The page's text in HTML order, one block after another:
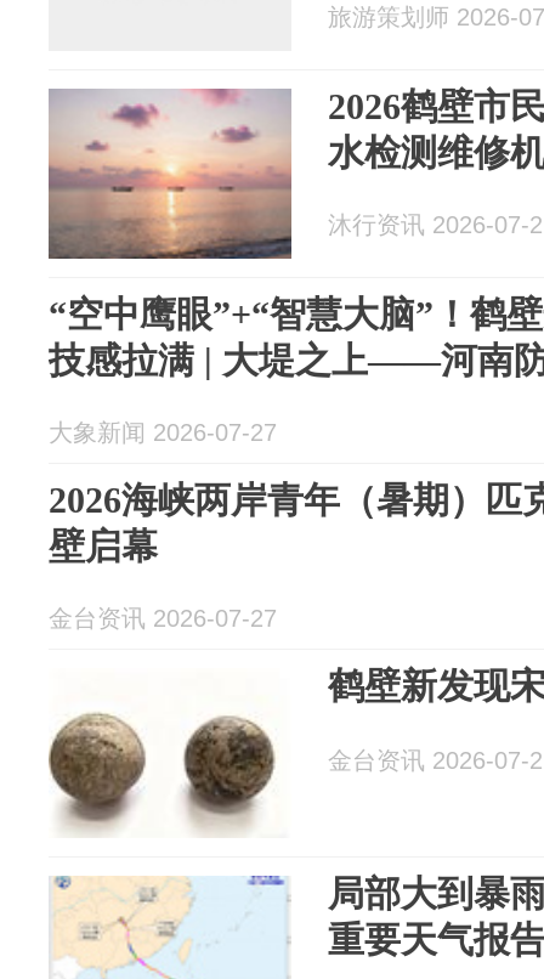
旅游策划师 2026-
2026鹤壁市
水检测维修
沐行资讯 2026-07-
“空中鹰眼”+“智慧大脑”！鹤
技感拉满 | 大堤之上——河南
大象新闻 2026-07-27
2026海峡两岸青年（暑期）匹
壁启幕
金台资讯 2026-07-27
鹤壁新发现
金台资讯 2026-07-
局部大到暴
重要天气报